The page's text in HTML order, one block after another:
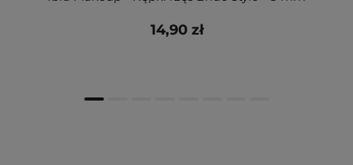
14,90 zł